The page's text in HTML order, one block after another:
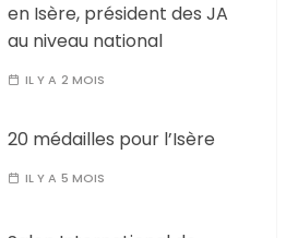
en Isère, président des JA
au niveau national
IL Y A 2 MOIS
20 médailles pour l’Isère
IL Y A 5 MOIS